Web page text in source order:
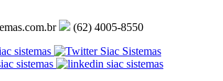
(62) 4005-8550